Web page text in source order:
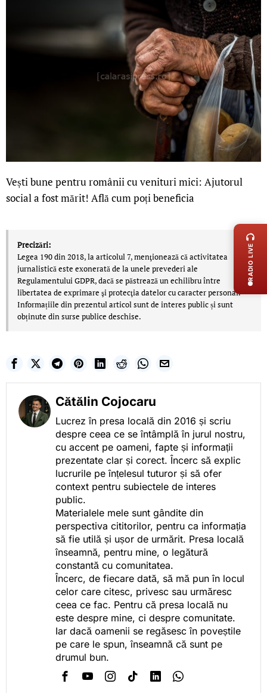
Vești bune pentru românii cu venituri mici: Ajutorul
social a fost mărit! Află cum poți beneficia
Precizări:
Legea 190 din 2018, la articolul 7, menţionează că activitatea
jurnalistică este exonerată de la unele prevederi ale
Regulamentului GDPR, dacă se păstrează un echilibru între
libertatea de exprimare şi protecţia datelor cu caracter personal.
Informațiile din prezentul articol sunt de interes public și sunt
obținute din surse publice deschise.
Cătălin Cojocaru
Lucrez în presa locală din 2016 și scriu
despre ceea ce se întâmplă în jurul nostru,
cu accent pe oameni, fapte și informații
prezentate clar și corect. Încerc să explic
lucrurile pe înțelesul tuturor și să ofer
context pentru subiectele de interes
public.
Materialele mele sunt gândite din
perspectiva cititorilor, pentru ca informația
să fie utilă și ușor de urmărit. Presa locală
înseamnă, pentru mine, o legătură
constantă cu comunitatea.
Încerc, de fiecare dată, să mă pun în locul
celor care citesc, privesc sau urmăresc
ceea ce fac. Pentru că presa locală nu
este despre mine, ci despre comunitate.
Iar dacă oamenii se regăsesc în poveștile
pe care le spun, înseamnă că sunt pe
drumul bun.
RADIO LIVE